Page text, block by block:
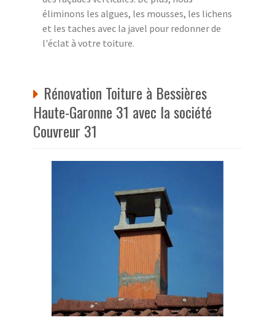
éliminons les algues, les mousses, les lichens
et les taches avec la javel pour redonner de
l'éclat à votre toiture.
Rénovation Toiture à Bessières
Haute-Garonne 31 avec la société
Couvreur 31